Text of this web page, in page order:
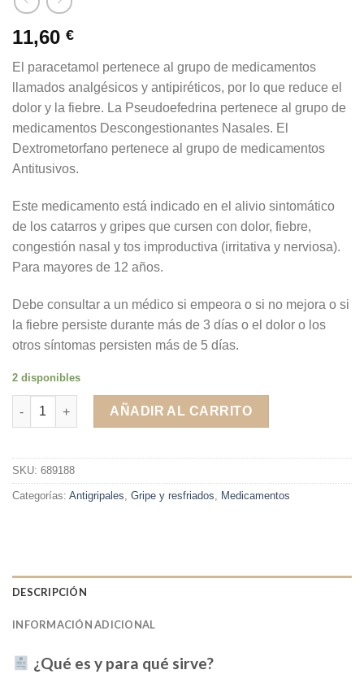
11,60 €
El paracetamol pertenece al grupo de medicamentos
llamados analgésicos y antipiréticos, por lo que reduce el
dolor y la fiebre. La Pseudoefedrina pertenece al grupo de
medicamentos Descongestionantes Nasales. El
Dextrometorfano pertenece al grupo de medicamentos
Antitusivos.
Este medicamento está indicado en el alivio sintomático
de los catarros y gripes que cursen con dolor, fiebre,
congestión nasal y tos improductiva (irritativa y nerviosa).
Para mayores de 12 años.
Debe consultar a un médico si empeora o si no mejora o si
la fiebre persiste durante más de 3 días o el dolor o los
otros síntomas persisten más de 5 días.
2 disponibles
Pharmatusgrip polvo para solución oral 10 sobres cantidad
AÑADIR AL CARRITO
SKU: 689188
Categorías: Antigripales, Gripe y resfriados, Medicamentos
DESCRIPCIÓN
INFORMACIÓN ADICIONAL
¿Qué es y para qué sirve?